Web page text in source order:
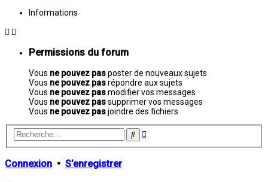
Informations
Permissions du forum
Vous ne pouvez pasposter de nouveaux sujets
Vous ne pouvez pasrépondre aux sujets
Vous ne pouvez pasmodifier vos messages
Vous ne pouvez passupprimer vos messages
Vous ne pouvez pasjoindre des fichiers
Rechercher
Recherche
Connexion • S’enregistrer